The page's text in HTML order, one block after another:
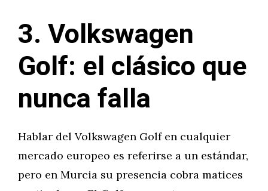
3. Volkswagen
Golf: el clásico que
nunca falla
Hablar del Volkswagen Golf en cualquier
mercado europeo es referirse a un estándar,
pero en Murcia su presencia cobra matices